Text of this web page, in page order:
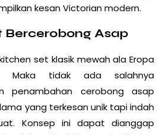
kesan Victorian modern.
Bercerobong Asap
set klasik mewah ala Eropa
Maka tidak ada salahnya
penambahan cerobong asap
yang terkesan unik tapi indah
Konsep ini dapat dianggap